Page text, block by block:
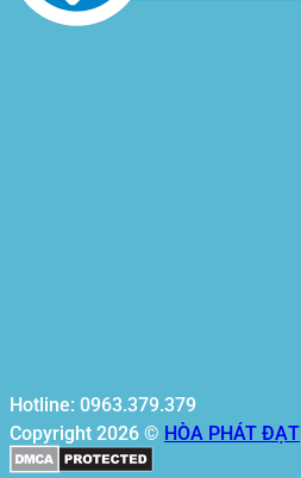
Hotline: 0963.379.379
Copyright 2026 © HÒA PHÁT ĐẠT